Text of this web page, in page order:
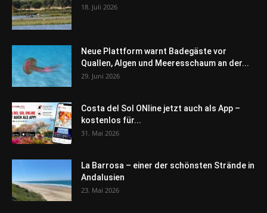
18. Juli 2026
Neue Plattform warnt Badegäste vor
Quallen, Algen und Meeresschaum an der...
29. Juni 2026
Costa del Sol ONline jetzt auch als App –
kostenlos für...
31. Mai 2026
La Barrosa – einer der schönsten Strände in
Andalusien
23. Mai 2026